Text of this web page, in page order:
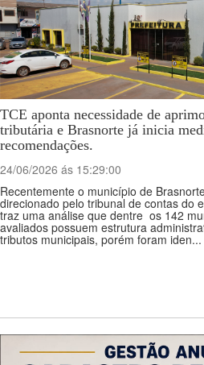
TCE aponta necessidade de
tributária e Brasnorte já inicia
recomendações.
24/06/2026 ás 15:29:00
Recentemente o município de
direcionado pelo tribunal de contas do
traz uma análise que dentre os 142
avaliados possuem estrutura
tributos municipais, porém foram iden...